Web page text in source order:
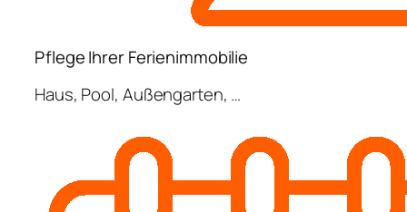
Pflege Ihrer Ferienimmobilie
Haus, Pool, Außengarten, …